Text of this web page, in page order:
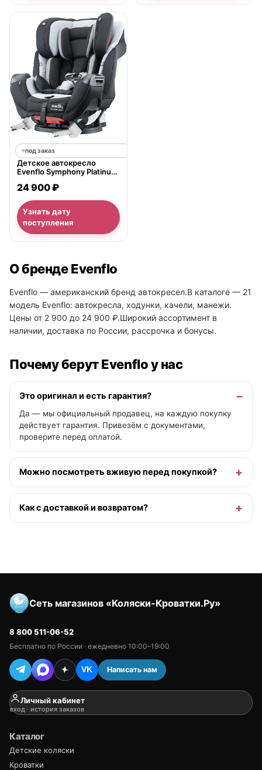
под заказ
Детское автокресло
Evenflo Symphony Platinum
е3 ЛХ Платинум Сериз
24 900 ₽
Узнать дату
поступления
О бренде Evenflo
Evenflo — американский бренд автокресел.В каталоге — 21
модель Evenflo: автокресла, ходунки, качели, манежи.
Цены от 2 900 до 24 900 ₽.Широкий ассортимент в
наличии, доставка по России, рассрочка и бонусы.
Почему берут Evenflo у нас
Это оригинал и есть гарантия?
Да — мы официальный продавец, на каждую покупку
действует гарантия. Привезём с документами,
проверите перед оплатой.
Можно посмотреть вживую перед покупкой?
Как с доставкой и возвратом?
Сеть магазинов «Коляски-Кроватки.Ру»
8 800 511-06-52
Бесплатно по России · ежедневно 10:00–19:00
VK Написать нам
Личный кабинет
вход · история заказов
Каталог
Детские коляски
Кроватки